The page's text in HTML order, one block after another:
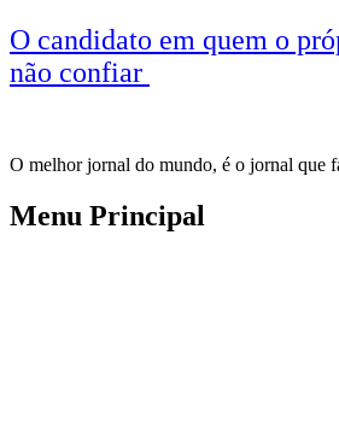
O candidato em quem o
não confiar
O melhor jornal do mundo, é o jornal que
Menu Principal